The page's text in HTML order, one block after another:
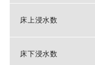
床上浸水数
床下浸水数